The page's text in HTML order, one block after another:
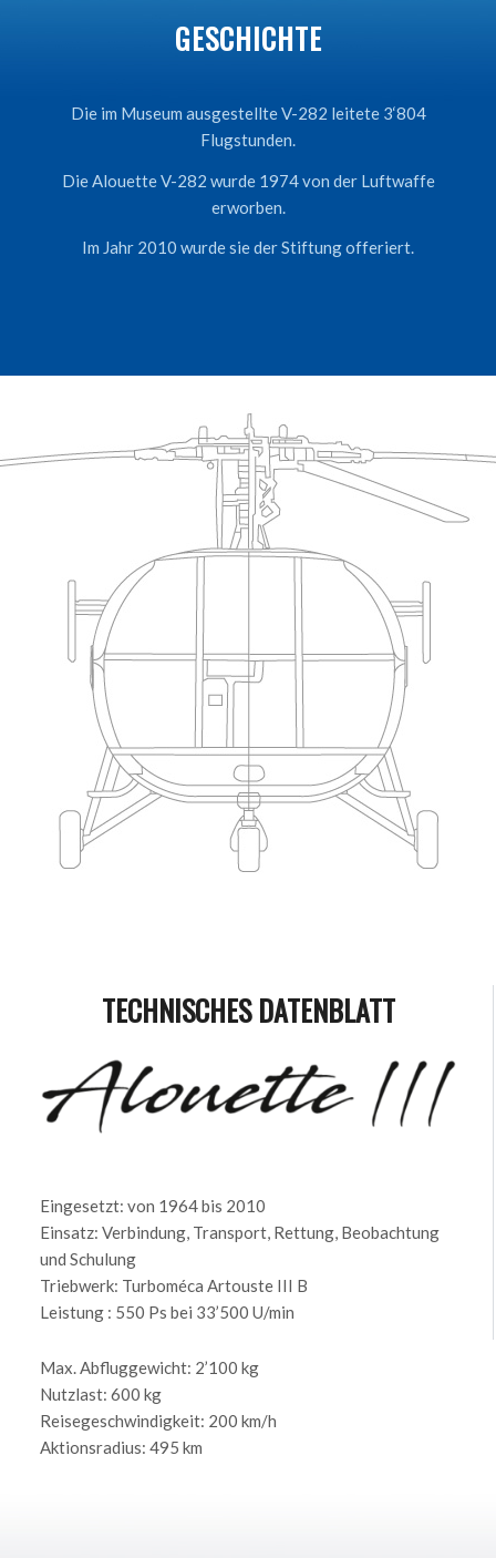
GESCHICHTE
Die im Museum ausgestellte V-282 leitete 3‘804
Flugstunden.
Die Alouette V-282 wurde 1974 von der Luftwaffe
erworben.
Im Jahr 2010 wurde sie der Stiftung offeriert.
TECHNISCHES DATENBLATT
Eingesetzt: von 1964 bis 2010
Einsatz: Verbindung, Transport, Rettung, Beobachtung
und Schulung
Triebwerk: Turboméca Artouste III B
Leistung : 550 Ps bei 33’500 U/min
Max. Abfluggewicht: 2’100 kg
Nutzlast: 600 kg
Reisegeschwindigkeit: 200 km/h
Aktionsradius: 495 km